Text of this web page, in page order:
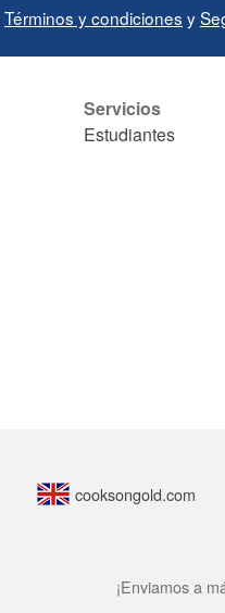
Términos y condiciones y
Servicios
Estudiantes
cooksongold.com
¡Enviamos a